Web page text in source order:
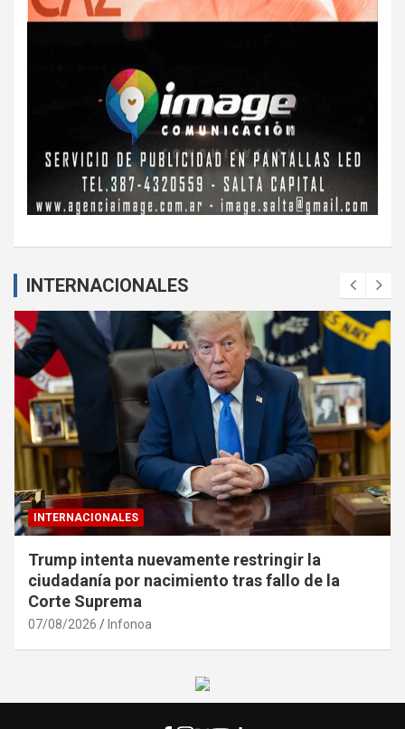
INTERNACIONALES
INTERNACIONALES
Trump intenta nuevamente restringir la
ciudadanía por nacimiento tras fallo de la
Corte Suprema
07/08/2026 Infonoa